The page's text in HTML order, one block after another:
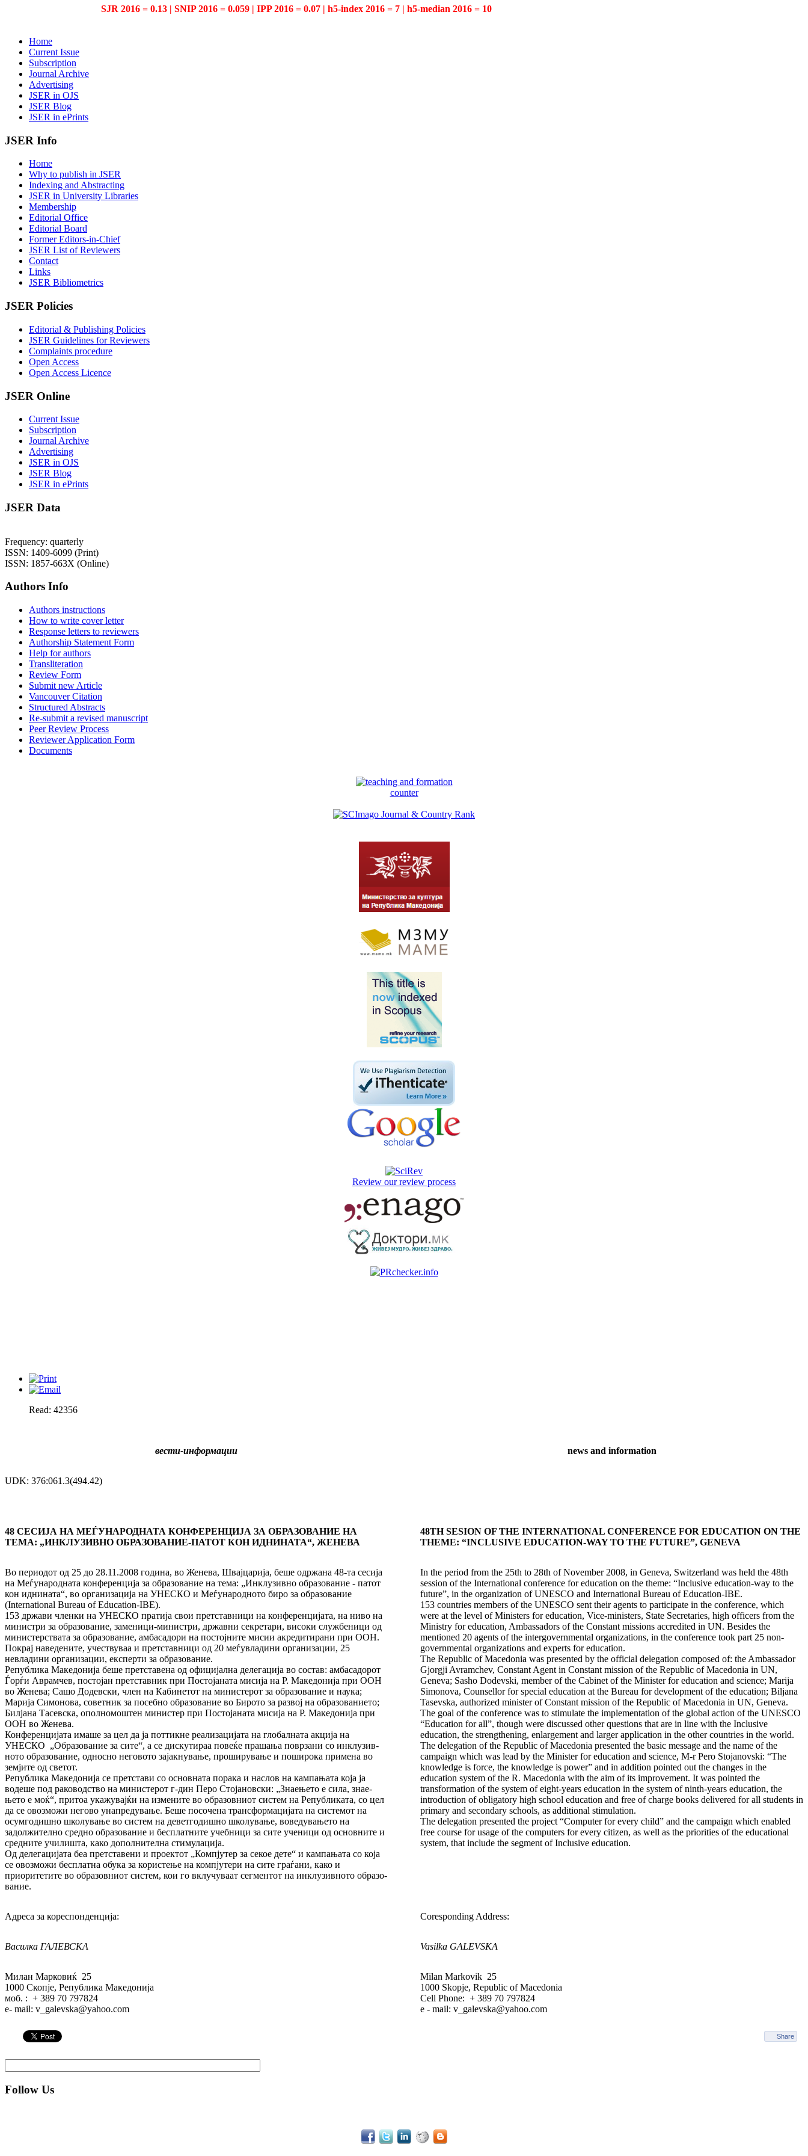
SJR 2016 = 0.13 | SNIP 2016 = 0.059 | IPP 2016 = 0.07 | h5-index 2016 = 7 | h5-median 2016 = 10
Home
Current Issue
Subscription
Journal Archive
Advertising
JSER in OJS
JSER Blog
JSER in ePrints
JSER Info
Home
Why to publish in JSER
Indexing and Abstracting
JSER in University Libraries
Membership
Editorial Office
Editorial Board
Former Editors-in-Chief
JSER List of Reviewers
Contact
Links
JSER Bibliometrics
JSER Policies
Editorial & Publishing Policies
JSER Guidelines for Reviewers
Complaints procedure
Open Access
Open Access Licence
JSER Online
Current Issue
Subscription
Journal Archive
Advertising
JSER in OJS
JSER Blog
JSER in ePrints
JSER Data
Frequency: quarterly
ISSN: 1409-6099 (Print)
ISSN: 1857-663X (Online)
Authors Info
Authors instructions
How to write cover letter
Response letters to reviewers
Authorship Statement Form
Help for authors
Transliteration
Review Form
Submit new Article
Vancouver Citation
Structured Abstracts
Re-submit a revised manuscript
Peer Review Process
Reviewer Application Form
Documents
counter
Review our review process
Read: 42356
вести-информации news and information
UDK: 376:061.3(494.42)
48 СЕСИЈА НА МЕЃУНАРОДНАТА КОНФЕРЕНЦИЈА ЗА ОБРАЗОВАНИЕ НА
ТЕМА: „ИНКЛУЗИВНО ОБРАЗОВАНИЕ-ПАТОТ КОН ИДНИНАТА“, ЖЕНЕВА
48TH SESION OF THE INTERNATIONAL CONFERENCE FOR EDUCATION ON THE
THEME: “INCLUSIVE EDUCATION-WAY TO THE FUTURE”, GENEVA
Во периодот од 25 до 28.11.2008 година, во Же­нева, Швајцарија, беше одржана 48-та се­сија
на Меѓународната конференција за обра­зование на тема: „Инклузивно обра­зо­ва­ние - патот
кон иднината“, во организација на УНЕСКО и Меѓународното биро за обра­зо­ва­ние
(International Bureau of Education-IBE).
153 држави членки на УНЕСКО пратија свои претставници на конференцијата, на ни­во на
министри за образование, заменици-ми­нистри, државни секретари, високи служ­бе­ници од
министерствата за образование, амба­садори на постојните мисии акре­ди­тирани при ООН.
Покрај наведените, учест­ву­ваа и претставници од 20 меѓувладини организации, 25
невладини организации, екс­перти за образование.
Република Македонија беше претставена од офи­цијална делегација во состав: амба­садо­рот
Ѓорѓи Аврамчев, постојан претставник при Постојаната мисија на Р. Македонија при ООН
во Женева; Сашо Додевски, член на Кабинетот на министерот за образование и наука;
Марија Симонова, советник за по­себ­но образование во Бирото за развој на обра­зованието;
Билјана Тасевска, опол­но­мош­тен министер при Постојаната мисија на Р. Македонија при
ООН во Женева.
Конференцијата имаше за цел да ја поттикне реали­зацијата на глобалната акција на
УНЕСКО „Образование за сите“, а се диску­ти­раа повеќе прашања поврзани со инклу­зив­
ното образование, односно неговото за­јак­нување, проширување и поширока при­ме­на во
земјите од светот.
Република Македонија се претстави со основ­ната порака и наслов на кампањата ко­ја ја
водеше под раководство на министерот г-дин Перо Стојановски: „Знаењето е сила, знае­
њето е моќ“, притоа укажувајќи на изме­ни­те во образовниот систем на Републиката, со цел
да се овозможи негово унапредување. Бе­ше посочена трансформацијата на сис­темот на
осумгодишно школување во систем на деветгодишно школување, воведувањето на
задолжително средно образование и бес­плат­ните учебници за сите ученици од основ­ните и
средните училишта, како допол­ни­телна стимулација.
Од делегацијата беа претставени и проектот „Компјутер за секое дете“ и кампањата со ко­ја
се овозможи бесплатна обука за корис­те­ње на компјутери на сите граѓани, како и
приоритетите во образовниот систем, кои го вклучуваат сегментот на инклузивното обра­зо­
вание.
In the period from the 25th to 28th of November 2008, in Geneva, Switzerland was held the 48th
session of the International conference for education on the theme: “Inclusive education-way to the
future”, in the organization of UNESCO and International Bureau of Education-IBE.
153 countries members of the UNESCO sent their agents to participate in the conference, which
were at the level of Ministers for education, Vice-ministers, State Secretaries, high officers from the
Ministry for education, Ambassadors of the Constant missions accredited in UN. Besides the
mentioned 20 agents of the intergovernmental organizations, in the conference took part 25 non-
governmental organizations and experts for education.
The Republic of Macedonia was presented by the official delegation composed of: the Ambassador
Gjorgji Avramchev, Constant Agent in Constant mission of the Republic of Macedonia in UN,
Geneva; Sasho Dodevski, member of the Cabinet of the Minister for education and science; Marija
Simonova, Counsellor for special education at the Bureau for development of the education; Biljana
Tasevska, authorized minister of Constant mission of the Republic of Macedonia in UN, Geneva.
The goal of the conference was to stimulate the implementation of the global action of the UNESCO
“Education for all”, though were discussed other questions that are in line with the Inclusive
education, the strengthening, enlargement and larger application in the other countries in the world.
The delegation of the Republic of Macedonia presented the basic message and the name of the
campaign which was lead by the Minister for education and science, M-r Pero Stojanovski: “The
knowledge is force, the knowledge is power” and in addition pointed out the changes in the
education system of the R. Macedonia with the aim of its improvement. It was pointed the
transformation of the system of eight-years education in the system of ninth-years education, the
introduction of obligatory high school education and free of charge books delivered for all students in
primary and secondary schools, as additional stimulation.
The delegation presented the project “Computer for every child” and the campaign which enabled
free course for usage of the computers for every citizen, as well as the priorities of the educational
system, that include the segment of Inclusive education.
Адреса за кореспонденција: Coresponding Address:
Василка ГАЛЕВСКА Vasilka GALEVSKA
Милан Марковиќ 25
1000 Скопје, Република Македонија
моб. : + 389 70 797824
e- mail: v_galevska@yahoo.com
Milan Markovik 25
1000 Skopje, Republic of Macedonia
Cell Phone: + 389 70 797824
e - mail: v_galevska@yahoo.com
Share
Follow Us